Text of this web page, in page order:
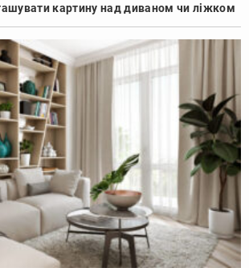
картину над диваном чи ліжком